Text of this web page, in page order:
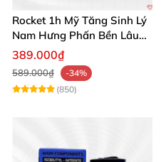
Rocket 1h Mỹ Tăng Sinh Lý
Nam Hưng Phấn Bền Lâu
Mạnh Mẽ
389.000₫
589.000₫
-34%
(850)